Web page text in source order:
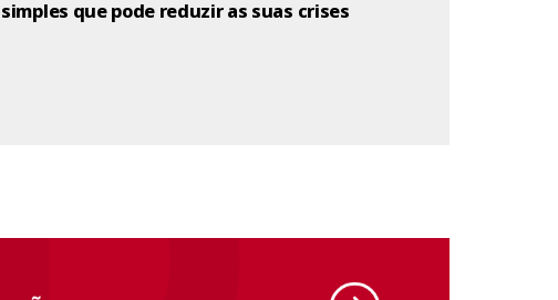
simples que pode reduzir as suas crises